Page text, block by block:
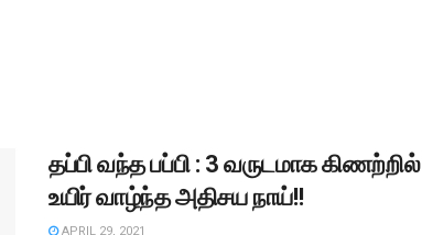
தப்பி வந்த பப்பி : 3 வருடமாக கிணற்றில்
உயிர் வாழ்ந்த அதிசய நாய்!!
APRIL 29, 2021